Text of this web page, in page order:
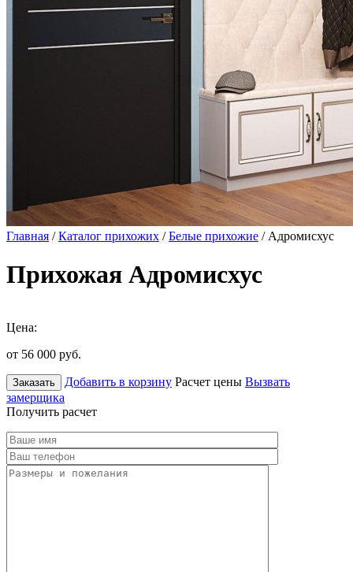
Главная /Каталог прихожих /Белые прихожие / Адромисхус
Прихожая Адромисхус
Цена:
от 56 000 руб.
Заказать Добавить в корзину Расчет цены Вызвать
замерщика
Получить расчет